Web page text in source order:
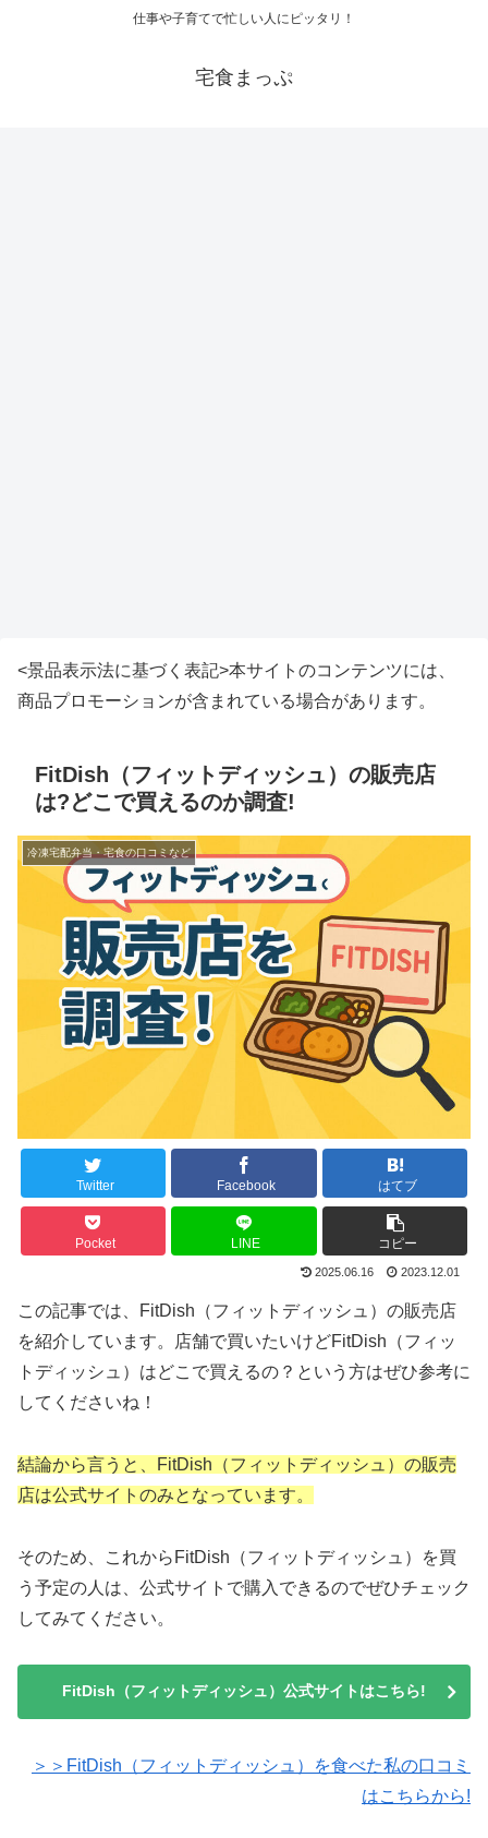
仕事や子育てで忙しい人にピッタリ！
宅食まっぷ
<景品表示法に基づく表記>本サイトのコンテンツには、
商品プロモーションが含まれている場合があります。
FitDish（フィットディッシュ）の販売店
は?どこで買えるのか調査!
冷凍宅配弁当・宅食の口コミなど
Twitter Facebook はてブ
Pocket LINE コピー
2025.06.16 2023.12.01
この記事では、FitDish（フィットディッシュ）の販売店
を紹介しています。店舗で買いたいけどFitDish（フィッ
トディッシュ）はどこで買えるの？という方はぜひ参考に
してくださいね！
結論から言うと、FitDish（フィットディッシュ）の販売
店は公式サイトのみとなっています。
そのため、これからFitDish（フィットディッシュ）を買
う予定の人は、公式サイトで購入できるのでぜひチェック
してみてください。
FitDish（フィットディッシュ）公式サイトはこちら!
＞＞FitDish（フィットディッシュ）を食べた私の口コミ
はこちらから!